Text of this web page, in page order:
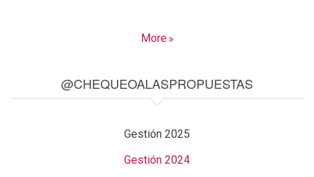
More
@CHEQUEOALASPROPUESTAS
Gestión 2025
Gestión 2024